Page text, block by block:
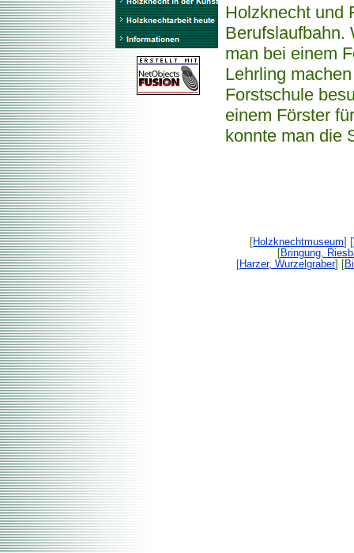
Holzknecht und
Berufslaufbahn.
man bei einem
Lehrling
Forstschule
einem Förster
konnte man die
Holzknechtmuseum
Bringung,
Harzer, Wurzelgraber] [